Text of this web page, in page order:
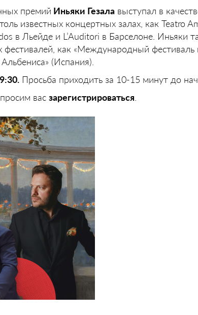
премий Иньяки Гезала выступал в
известных концертных залах, как Teatro
в Льейде и L’Auditori в Барселоне. Иньяки
как «Международный фестиваль
(Испания).
Просьба приходить за 10-15 минут до
просим вас зарегистрироваться